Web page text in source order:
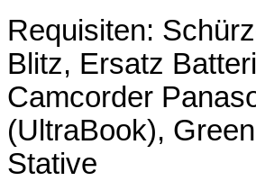
Requisiten:
Blitz, Ersatz
Camcorder
(UltraBook),
Stative